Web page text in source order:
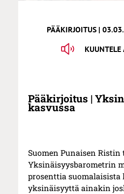
PÄÄKIRJOITUS |
Pääkirjoitus |
kasvussa
Suomen Punaisen Ristin
Yksinäisyysbarometrin
prosenttia suomalaisista
yksinäisyyttä ainakin